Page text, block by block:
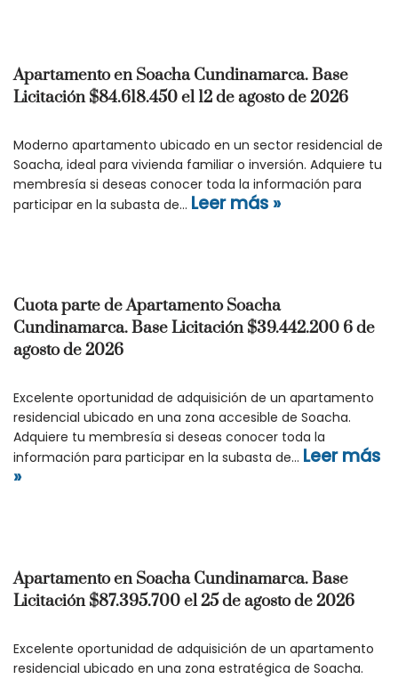
Apartamento en Soacha Cundinamarca. Base
Licitación $84.618.450 el 12 de agosto de 2026
Moderno apartamento ubicado en un sector residencial de
Soacha, ideal para vivienda familiar o inversión. Adquiere tu
membresía si deseas conocer toda la información para
participar en la subasta de… Leer más »
Cuota parte de Apartamento Soacha
Cundinamarca. Base Licitación $39.442.200 6 de
agosto de 2026
Excelente oportunidad de adquisición de un apartamento
residencial ubicado en una zona accesible de Soacha.
Adquiere tu membresía si deseas conocer toda la
información para participar en la subasta de… Leer más
»
Apartamento en Soacha Cundinamarca. Base
Licitación $87.395.700 el 25 de agosto de 2026
Excelente oportunidad de adquisición de un apartamento
residencial ubicado en una zona estratégica de Soacha.